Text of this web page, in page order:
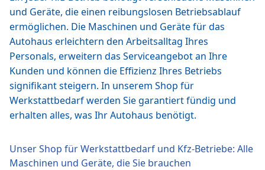
und Geräte, die einen reibungslosen Betriebsablauf
ermöglichen. Die Maschinen und Geräte für das
Autohaus erleichtern den Arbeitsalltag Ihres
Personals, erweitern das Serviceangebot an Ihre
Kunden und können die Effizienz Ihres Betriebs
signifikant steigern. In unserem Shop für
Werkstattbedarf werden Sie garantiert fündig und
erhalten alles, was Ihr Autohaus benötigt.
Unser Shop für Werkstattbedarf und Kfz-Betriebe: Alle
Maschinen und Geräte, die Sie brauchen